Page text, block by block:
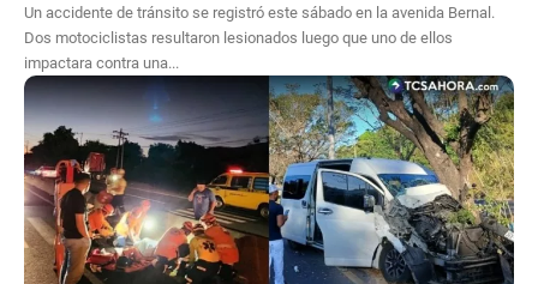
Un accidente de tránsito se registró este sábado en la avenida Bernal.
Dos motociclistas resultaron lesionados luego que uno de ellos
impactara contra una...